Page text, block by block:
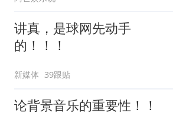
讲真，是球网先动手
的！！！
新媒体 39跟贴
论背景音乐的重要性！！